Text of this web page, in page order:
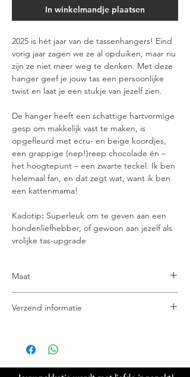
In winkelmandje plaatsen
2025 is hét jaar van de tassenhangers! Eind
vorig jaar zagen we ze al opduiken, maar nu
zijn ze niet meer weg te denken. Met deze
hanger geef je jouw tas een persoonlijke
twist en laat je een stukje van jezelf zien.
De hanger heeft een schattige hartvormige
gesp om makkelijk vast te maken, is
opgefleurd met ecru- en beige koordjes,
een grappige (nep!)reep chocolade én –
het hoogtepunt – een zwarte teckel. Ik ben
helemaal fan, en dat zegt wat, want ik ben
een kattenmama!
Kadotip: Superleuk om te geven aan een
hondenliefhebber, of gewoon aan jezelf als
vrolijke tas-upgrade
Maat
Formaat koorden: 22 cm lang
Verzend informatie
Bestel je vóór 15:00 op die dagen? Dan gaat je
Gratis verzending boven € 75,00